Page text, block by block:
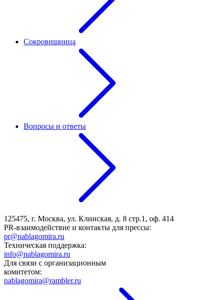
Сокровищница
Вопросы и ответы
125475, г. Москва, ул. Клинская, д. 8 стр.1, оф. 414
PR-взаимодействие и контакты для прессы:
pr@nablagomira.ru
Техническая поддержка:
info@nablagomira.ru
Для связи с организационным
комитетом:
nablagomira@rambler.ru